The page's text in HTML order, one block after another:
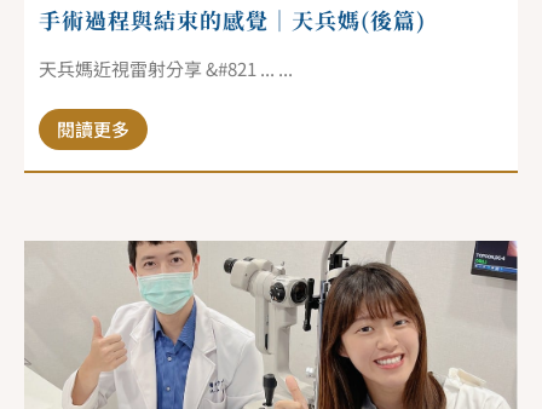
手術過程與結束的感覺｜天兵媽(後篇)
天兵媽近視雷射分享 &#821 ... ...
閱讀更多